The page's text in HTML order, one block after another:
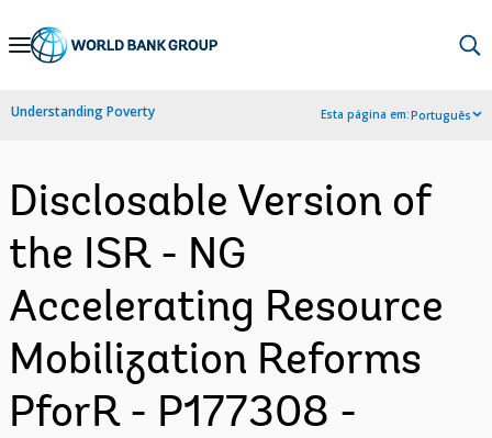
Skip
Navigation
Understanding Poverty Esta página em:Português
Disclosable Version of
the ISR - NG
Accelerating Resource
Mobilization Reforms
PforR - P177308 -